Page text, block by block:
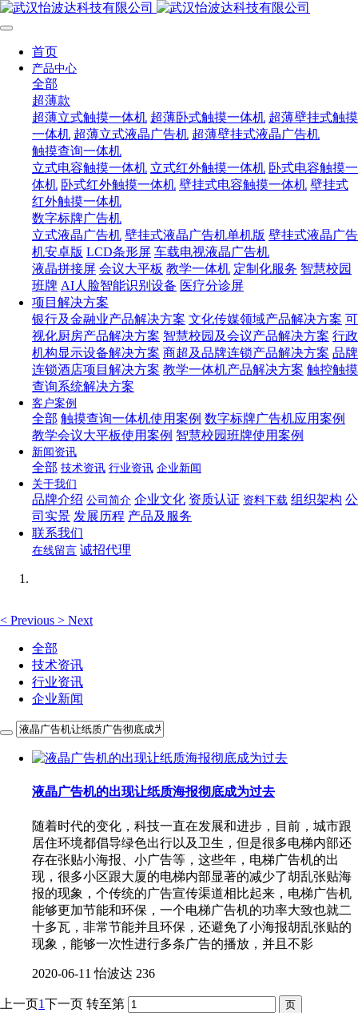
首页
产品中心
全部
超薄款
超薄立式触摸一体机 超薄卧式触摸一体机 超薄壁挂式触摸
一体机 超薄立式液晶广告机 超薄壁挂式液晶广告机
触摸查询一体机
立式电容触摸一体机 立式红外触摸一体机 卧式电容触摸一
体机 卧式红外触摸一体机 壁挂式电容触摸一体机 壁挂式
红外触摸一体机
数字标牌广告机
立式液晶广告机 壁挂式液晶广告机单机版 壁挂式液晶广告
机安卓版 LCD条形屏 车载电视液晶广告机
液晶拼接屏 会议大平板 教学一体机 定制化服务 智慧校园
班牌 AI人脸智能识别设备 医疗分诊屏
项目解决方案
银行及金融业产品解决方案 文化传媒领域产品解决方案 可
视化厨房产品解决方案 智慧校园及会议产品解决方案 行政
机构显示设备解决方案 商超及品牌连锁产品解决方案 品牌
连锁酒店项目解决方案 教学一体机产品解决方案 触控触摸
查询系统解决方案
客户案例
全部 触摸查询一体机使用案例 数字标牌广告机应用案例
教学会议大平板使用案例 智慧校园班牌使用案例
新闻资讯
全部 技术资讯 行业资讯 企业新闻
关于我们
品牌介绍 公司简介 企业文化 资质认证 资料下载 组织架构 公
司实景 发展历程 产品及服务
联系我们
在线留言 诚招代理
< Previous > Next
全部
技术资讯
行业资讯
企业新闻
液晶广告机的出现让纸质海报彻底成为过去
随着时代的变化，科技一直在发展和进步，目前，城市跟
居住环境都倡导绿色出行以及卫生，但是很多电梯内部还
存在张贴小海报、小广告等，这些年，电梯广告机的出
现，很多小区跟大厦的电梯内部显著的减少了胡乱张贴海
报的现象，个传统的广告宣传渠道相比起来，电梯广告机
能够更加节能和环保，一个电梯广告机的功率大致也就二
十多瓦，非常节能并且环保，还避免了小海报胡乱张贴的
现象，能够一次性进行多条广告的播放，并且不影
2020-06-11 怡波达 236
上一页1下一页 转至第